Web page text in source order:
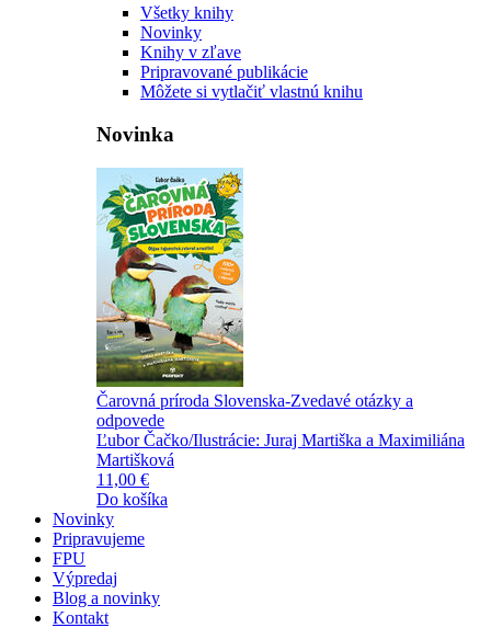
Všetky knihy
Novinky
Knihy v zľave
Pripravované publikácie
Môžete si vytlačiť vlastnú knihu
Novinka
Čarovná príroda Slovenska-Zvedavé otázky a
odpovede
Ľubor Čačko/Ilustrácie: Juraj Martiška a Maximiliána
Martišková
11,00 €
Do košíka
Novinky
Pripravujeme
FPU
Výpredaj
Blog a novinky
Kontakt